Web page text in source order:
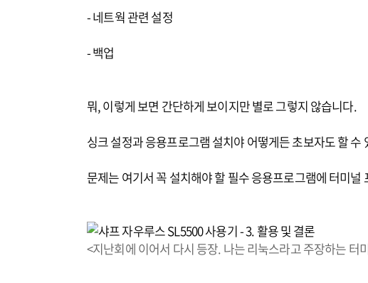
- 네트웍 관련 설정
- 백업
뭐, 이렇게 보면 간단하게 보이지만 별로 그렇지 않습니다.
싱크 설정과 응용프로그램 설치야 어떻게든 초보자도 할 수
문제는 여기서 꼭 설치해야 할 필수 응용프로그램에 터미널
<지난회에 이어서 다시 등장. 나는 리눅스라고 주장하는 터